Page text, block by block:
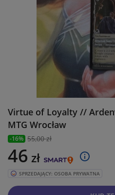
Virtue of Loyalty //
MTG Wrocław
-16% 55,00 zł
46 zł
SPRZEDAJĄCY: OSOBA PRYWATNA